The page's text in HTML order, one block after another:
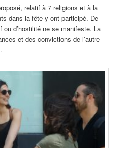
relatif à 7 religions et à la
dans la fête y ont participé. De
d’hostilité ne se manifeste. La
et des convictions de l’autre